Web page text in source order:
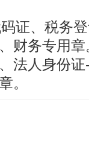
证、税务
财务专用
法人身份
。